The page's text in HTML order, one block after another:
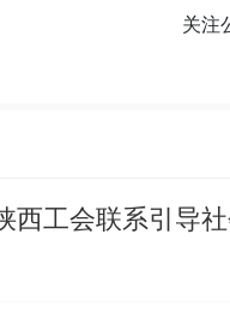
关注
工会联系引导